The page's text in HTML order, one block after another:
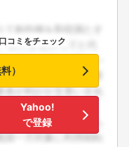
コミをチェック
）
Yahoo!
で登録